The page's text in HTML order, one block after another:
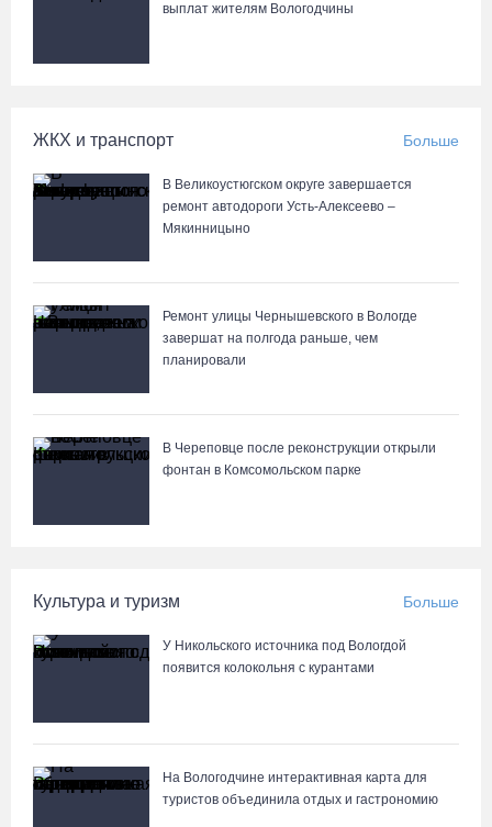
06.08.26 / 14:44
Вологодчина готовится к масштабному празднованию Дня
06.08.26 / 14:43
88-летняя вологжанка приняла мошенника за сына и отдала
курьеру 650 тысяч рублей
Робот Макс подскажет вологжанам, как получить 3000 рублей на
за полгода
06.08.26 / 13:04
выплат жителям Вологодчины
ЖКХ и транспорт Больше
В Великоустюгском округе завершается
ремонт автодороги Усть-Алексеево –
Мякинницыно
Ремонт улицы Чернышевского в Вологде
завершат на полгода раньше, чем
планировали
В Череповце после реконструкции открыли
фонтан в Комсомольском парке
Культура и туризм Больше
У Никольского источника под Вологдой
появится колокольня с курантами
На Вологодчине интерактивная карта для
туристов объединила отдых и гастрономию